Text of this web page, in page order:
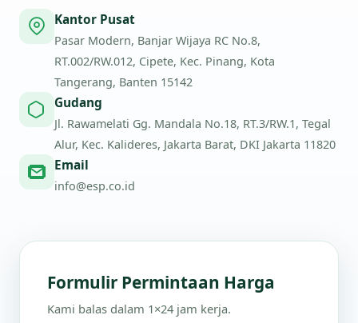
Kantor Pusat
Pasar Modern, Banjar Wijaya RC No.8,
RT.002/RW.012, Cipete, Kec. Pinang, Kota
Tangerang, Banten 15142
Gudang
Jl. Rawamelati Gg. Mandala No.18, RT.3/RW.1, Tegal
Alur, Kec. Kalideres, Jakarta Barat, DKI Jakarta 11820
Email
info@esp.co.id
Formulir Permintaan Harga
Kami balas dalam 1×24 jam kerja.